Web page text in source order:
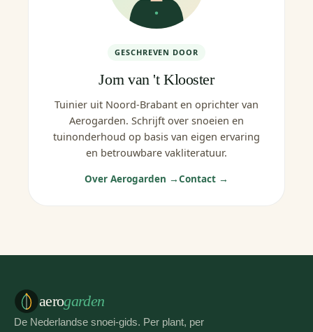
GESCHREVEN DOOR
Jorn van 't Klooster
Tuinier uit Noord-Brabant en oprichter van
Aerogarden. Schrijft over snoeien en
tuinonderhoud op basis van eigen ervaring
en betrouwbare vakliteratuur.
Over Aerogarden →Contact →
aerogarden
De Nederlandse snoei-gids. Per plant, per